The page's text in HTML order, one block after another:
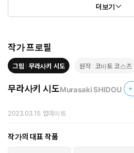
더보기
작가 프로필
그림 무라사키 시도 원작 코바토 코스즈
무라사키 시도Murasaki SHIDOU
2023.03.15 업데이트
작가의 대표 작품